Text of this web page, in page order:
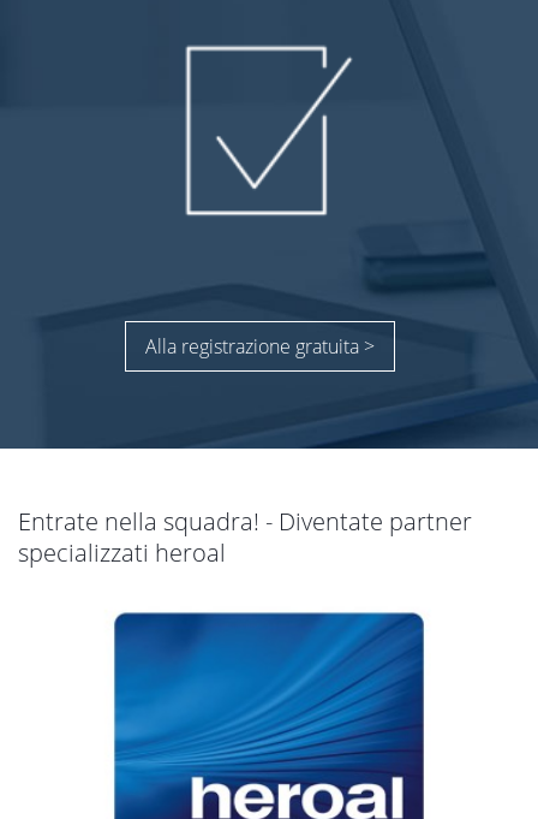
Alla registrazione gratuita >
Entrate nella squadra! - Diventate partner
specializzati heroal